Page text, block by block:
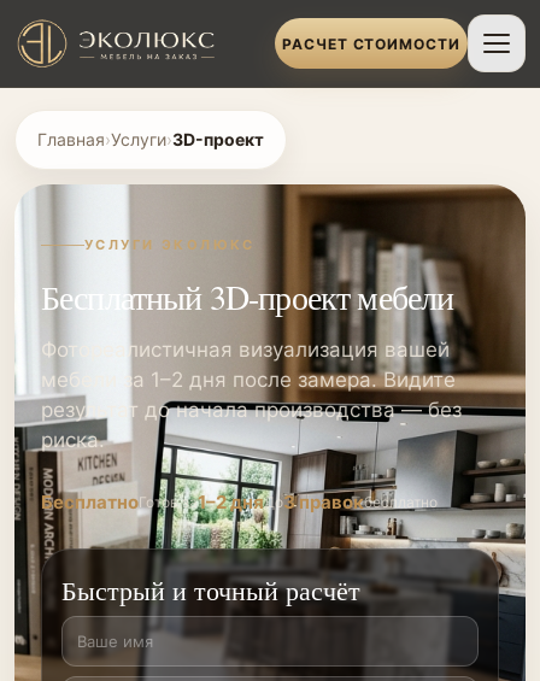
РАСЧЕТ СТОИМОСТИ
Главная›Услуги›3D-проект
УСЛУГИ ЭКОЛЮКС
Бесплатный 3D-проект мебели
Фотореалистичная визуализация вашей
мебели за 1–2 дня после замера. Видите
результат до начала производства — без
риска.
БесплатноГотов за1–2 дняДо3 правокбесплатно
Быстрый и точный расчёт